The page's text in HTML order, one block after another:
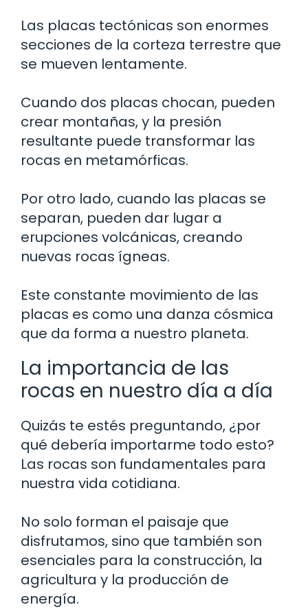
Las placas tectónicas son enormes
secciones de la corteza terrestre que
se mueven lentamente.
Cuando dos placas chocan, pueden
crear montañas, y la presión
resultante puede transformar las
rocas en metamórficas.
Por otro lado, cuando las placas se
separan, pueden dar lugar a
erupciones volcánicas, creando
nuevas rocas ígneas.
Este constante movimiento de las
placas es como una danza cósmica
que da forma a nuestro planeta.
La importancia de las
rocas en nuestro día a día
Quizás te estés preguntando, ¿por
qué debería importarme todo esto?
Las rocas son fundamentales para
nuestra vida cotidiana.
No solo forman el paisaje que
disfrutamos, sino que también son
esenciales para la construcción, la
agricultura y la producción de
energía.